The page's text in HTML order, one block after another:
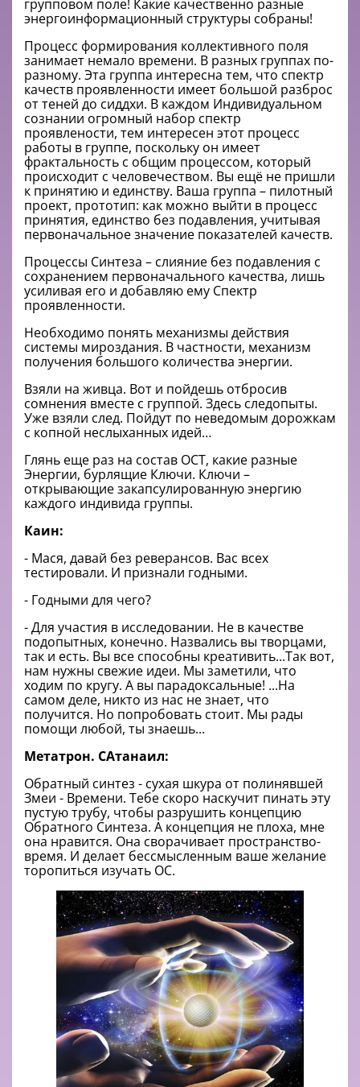
групповом поле! Какие качественно разные
энергоинформационный структуры собраны!
Процесс формирования коллективного поля
занимает немало времени. В разных группах по-
разному. Эта группа интересна тем, что спектр
качеств проявленности имеет большой разброс
от теней до сиддхи. В каждом Индивидуальном
сознании огромный набор спектр
проявлености, тем интересен этот процесс
работы в группе, поскольку он имеет
фрактальность с общим процессом, который
происходит с человечеством. Вы ещё не пришли
к принятию и единству. Ваша группа – пилотный
проект, прототип: как можно выйти в процесс
принятия, единство без подавления, учитывая
первоначальное значение показателей качеств.
Процессы Синтеза – слияние без подавления с
сохранением первоначального качества, лишь
усиливая его и добавляю ему Спектр
проявленности.
Необходимо понять механизмы действия
системы мироздания. В частности, механизм
получения большого количества энергии.
Взяли на живца. Вот и пойдешь отбросив
сомнения вместе с группой. Здесь следопыты.
Уже взяли след. Пойдут по неведомым дорожкам
с копной неслыханных идей…
Глянь еще раз на состав ОСТ, какие разные
Энергии, бурлящие Ключи. Ключи –
открывающие закапсулированную энергию
каждого индивида группы.
Каин:
- Мася, давай без реверансов. Вас всех
тестировали. И признали годными.
- Годными для чего?
- Для участия в исследовании. Не в качестве
подопытных, конечно. Назвались вы творцами,
так и есть. Вы все способны креативить...Так вот,
нам нужны свежие идеи. Мы заметили, что
ходим по кругу. А вы парадоксальные! ...На
самом деле, никто из нас не знает, что
получится. Но попробовать стоит. Мы рады
помощи любой, ты знаешь...
Метатрон. САтанаил:
Обратный синтез - сухая шкура от полинявшей
Змеи - Времени. Тебе скоро наскучит пинать эту
пустую трубу, чтобы разрушить концепцию
Обратного Синтеза. А концепция не плоха, мне
она нравится. Она сворачивает пространство-
время. И делает бессмысленным ваше желание
торопиться изучать ОС.